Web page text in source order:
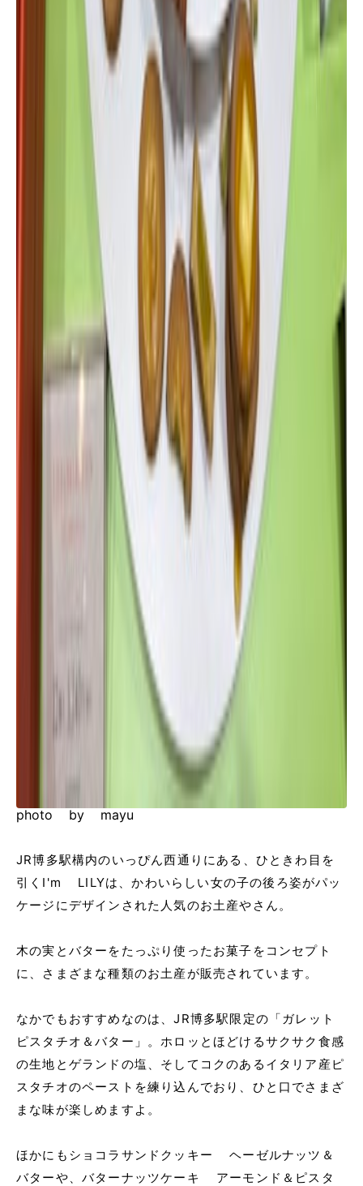
photo by mayu
JR博多駅構内のいっぴん西通りにある、ひときわ目を
引くI'm LILYは、かわいらしい女の子の後ろ姿がパッ
ケージにデザインされた人気のお土産やさん。
木の実とバターをたっぷり使ったお菓子をコンセプト
に、さまざまな種類のお土産が販売されています。
なかでもおすすめなのは、JR博多駅限定の「ガレット
ピスタチオ＆バター」。ホロッとほどけるサクサク食感
の生地とゲランドの塩、そしてコクのあるイタリア産ピ
スタチオのペーストを練り込んでおり、ひと口でさまざ
まな味が楽しめますよ。
ほかにもショコラサンドクッキー ヘーゼルナッツ＆
バターや、バターナッツケーキ アーモンド＆ピスタ